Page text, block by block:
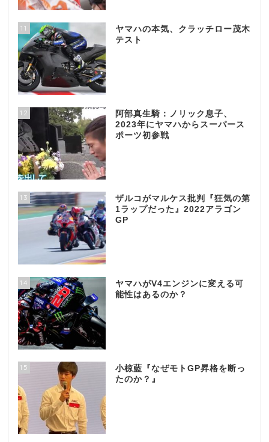
11
ヤマハの本気、クラッチロー茂木
テスト
12
阿部真生騎：ノリック息子、
2023年にヤマハからスーパース
ポーツ初参戦
13
ザルコがマルケス批判『狂気の第
1ラップだった』2022アラゴン
GP
14
ヤマハがV4エンジンに変える可
能性はあるのか？
15
小椋藍『なぜモトGP昇格を断っ
たのか？』